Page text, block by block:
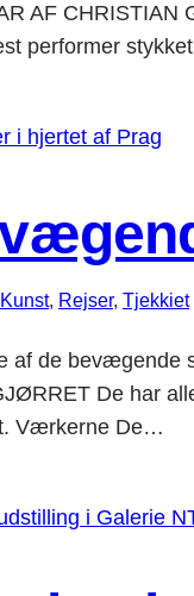
AF
performer
Kunst, Rejser, Tjekkiet
de bevægende
De har
Værkerne De…